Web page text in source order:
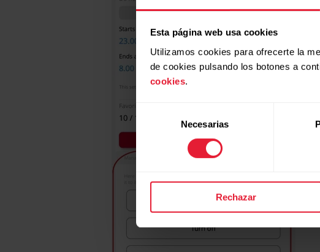
Esta página web usa cookies
Utilizamos cookies para ofrecerte la
de cookies pulsando los botones a
cookies.
consentimiento
Necesarias
Rechazar